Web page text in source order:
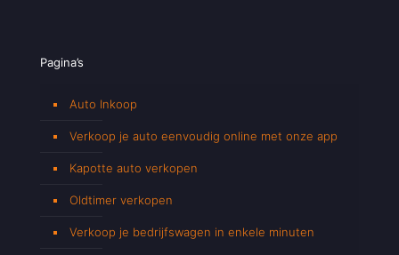
Pagina’s
Auto Inkoop
Verkoop je auto eenvoudig online met onze app
Kapotte auto verkopen
Oldtimer verkopen
Verkoop je bedrijfswagen in enkele minuten